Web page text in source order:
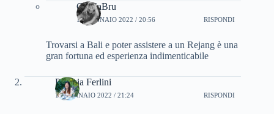
CinziaBru
11 GENNAIO 2022 / 20:56 RISPONDI
Trovarsi a Bali e poter assistere a un Rejang è una
gran fortuna ed esperienza indimenticabile
Patrizia Ferlini
11 GENNAIO 2022 / 21:24 RISPONDI